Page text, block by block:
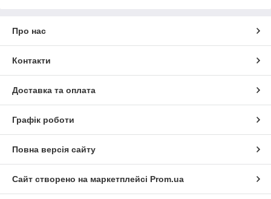
Про нас
Контакти
Доставка та оплата
Графік роботи
Повна версія сайту
Сайт створено на маркетплейсі Prom.ua